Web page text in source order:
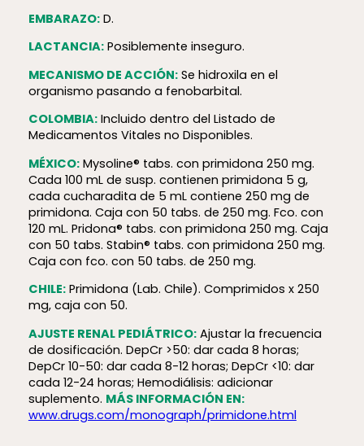
EMBARAZO:D.
LACTANCIA:Posiblemente inseguro.
MECANISMO DE ACCIÓN:Se hidroxila en el
organismo pasando a fenobarbital.
COLOMBIA:Incluido dentro del Listado de
Medicamentos Vitales no Disponibles.
MÉXICO:Mysoline® tabs. con primidona 250 mg.
Cada 100 mL de susp. contienen primidona 5 g,
cada cucharadita de 5 mL contiene 250 mg de
primidona. Caja con 50 tabs. de 250 mg. Fco. con
120 mL. Pridona® tabs. con primidona 250 mg. Caja
con 50 tabs. Stabin® tabs. con primidona 250 mg.
Caja con fco. con 50 tabs. de 250 mg.
CHILE:Primidona (Lab. Chile). Comprimidos x 250
mg, caja con 50.
AJUSTE RENAL PEDIÁTRICO:Ajustar la frecuencia
de dosificación. DepCr >50: dar cada 8 horas;
DepCr 10-50: dar cada 8-12 horas; DepCr <10: dar
cada 12-24 horas; Hemodiálisis: adicionar
suplemento. MÁS INFORMACIÓN EN:
www.drugs.com/monograph/primidone.html